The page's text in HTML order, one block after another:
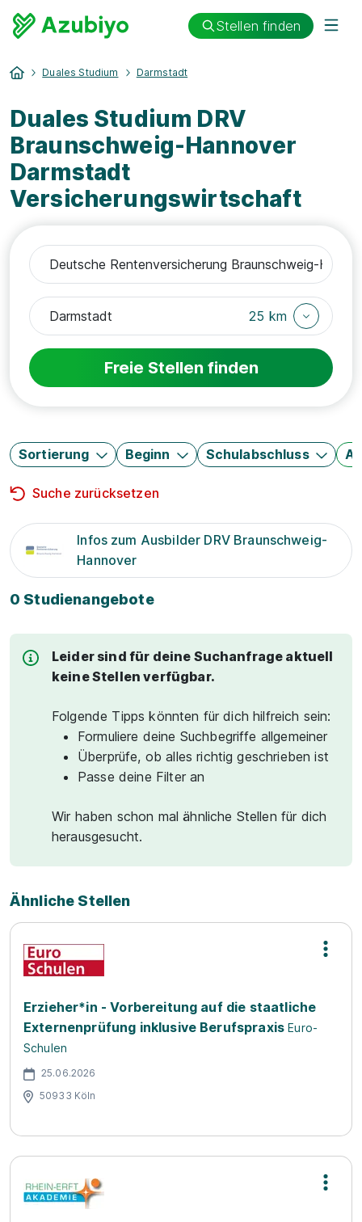
Stellen finden
Duales Studium Darmstadt
Duales Studium DRV
Braunschweig-Hannover
Darmstadt
Versicherungswirtschaft
25 km
Freie Stellen finden
Sortierung Beginn Schulabschluss
Suche zurücksetzen
Infos zum Ausbilder DRV Braunschweig-
Hannover
0 Studienangebote
Leider sind für deine Suchanfrage aktuell
keine Stellen verfügbar.
Folgende Tipps könnten für dich hilfreich sein:
Formuliere deine Suchbegriffe allgemeiner
Überprüfe, ob alles richtig geschrieben ist
Passe deine Filter an
Wir haben schon mal ähnliche Stellen für dich
herausgesucht.
Ähnliche Stellen
Erzieher*in - Vorbereitung auf die staatliche
Externenprüfung inklusive Berufspraxis Euro-
Schulen
25.06.2026
50933 Köln